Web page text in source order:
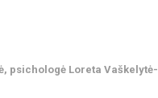
psichologė Loreta Vaškelytė-